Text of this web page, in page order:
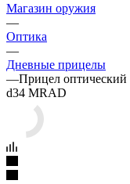
Магазин оружия
—
Оптика
—
Дневные прицелы
—Прицел
d34 MRAD